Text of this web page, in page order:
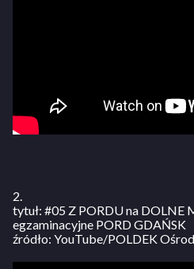
2.
tytuł: #05 Z PORDU na DOLNE
egzaminacyjne PORD GDAŃSK
źródło: YouTube/POLDEK